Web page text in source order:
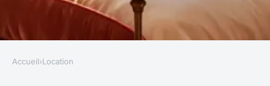
Accueil›Location